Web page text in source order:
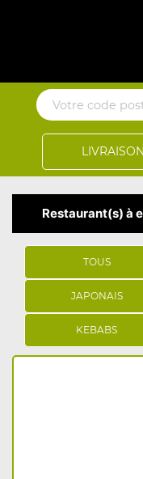
LIVRAISON
Restaurant(s) à
TOUS
JAPONAIS
KEBABS